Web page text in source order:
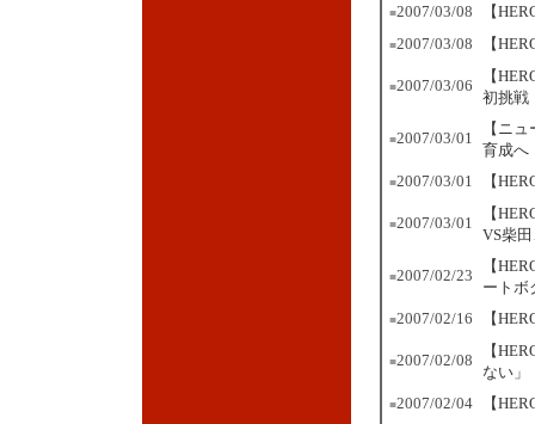
■2007/03/08 【
■2007/03/08 【
■2007/03/06
【
初挑
■2007/03/01
【ニ
育成へ
■2007/03/01 【
■2007/03/01
【
VS柴
■2007/02/23
【
ートボ
■2007/02/16 【
■2007/02/08
【
ない」
■2007/02/04 【